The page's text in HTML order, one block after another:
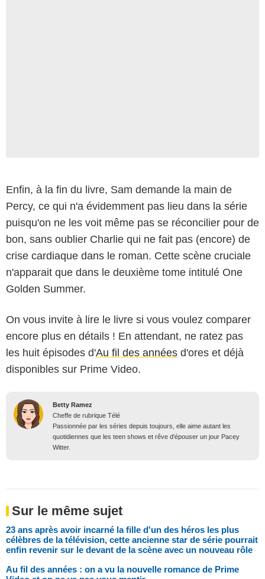
Enfin, à la fin du livre, Sam demande la main de
Percy, ce qui n'a évidemment pas lieu dans la série
puisqu'on ne les voit même pas se réconcilier pour de
bon, sans oublier Charlie qui ne fait pas (encore) de
crise cardiaque dans le roman. Cette scène cruciale
n'apparait que dans le deuxième tome intitulé One
Golden Summer.
On vous invite à lire le livre si vous voulez comparer
encore plus en détails ! En attendant, ne ratez pas
les huit épisodes d'Au fil des années d'ores et déjà
disponibles sur Prime Video.
Betty Ramez
Cheffe de rubrique Télé
Passionnée par les séries depuis toujours, elle aime autant les
quotidiennes que les teen shows et rêve d'épouser un jour Pacey
Witter.
Sur le même sujet
23 ans après avoir incarné la fille d'un des héros les plus
célèbres de la télévision, cette ancienne star de série pourrait
enfin revenir sur le devant de la scène avec un nouveau rôle
Au fil des années : on a vu la nouvelle romance de Prime